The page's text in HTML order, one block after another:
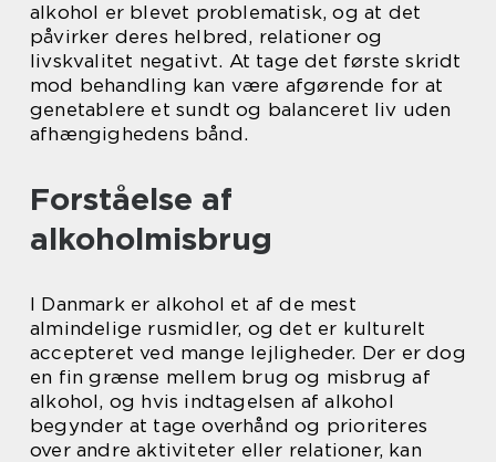
alkohol er blevet problematisk, og at det
påvirker deres helbred, relationer og
livskvalitet negativt. At tage det første skridt
mod behandling kan være afgørende for at
genetablere et sundt og balanceret liv uden
afhængighedens bånd.
Forståelse af
alkoholmisbrug
I Danmark er alkohol et af de mest
almindelige rusmidler, og det er kulturelt
accepteret ved mange lejligheder. Der er dog
en fin grænse mellem brug og misbrug af
alkohol, og hvis indtagelsen af alkohol
begynder at tage overhånd og prioriteres
over andre aktiviteter eller relationer, kan